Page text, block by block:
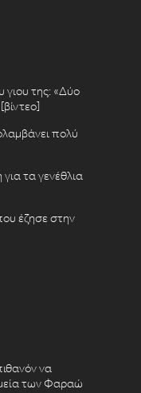
γιου της: «Δύο
πολύ
τα γενέθλια
έζησε στην
να
των Φαραώ